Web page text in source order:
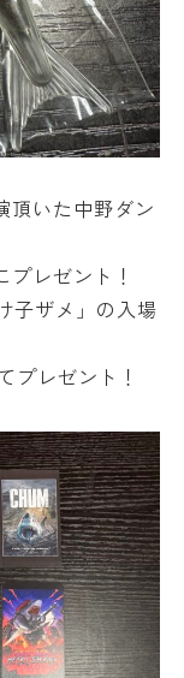
頂いた中野ダン
プレゼント！
子ザメ」の入場
プレゼント！